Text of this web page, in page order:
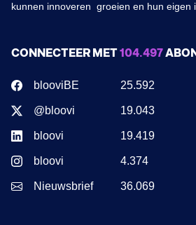
kunnen innoveren groeien en hun eigen
CONNECTEER MET104.497
blooviBE 25.592
@bloovi 19.043
bloovi 19.419
bloovi 4.374
Nieuwsbrief 36.069